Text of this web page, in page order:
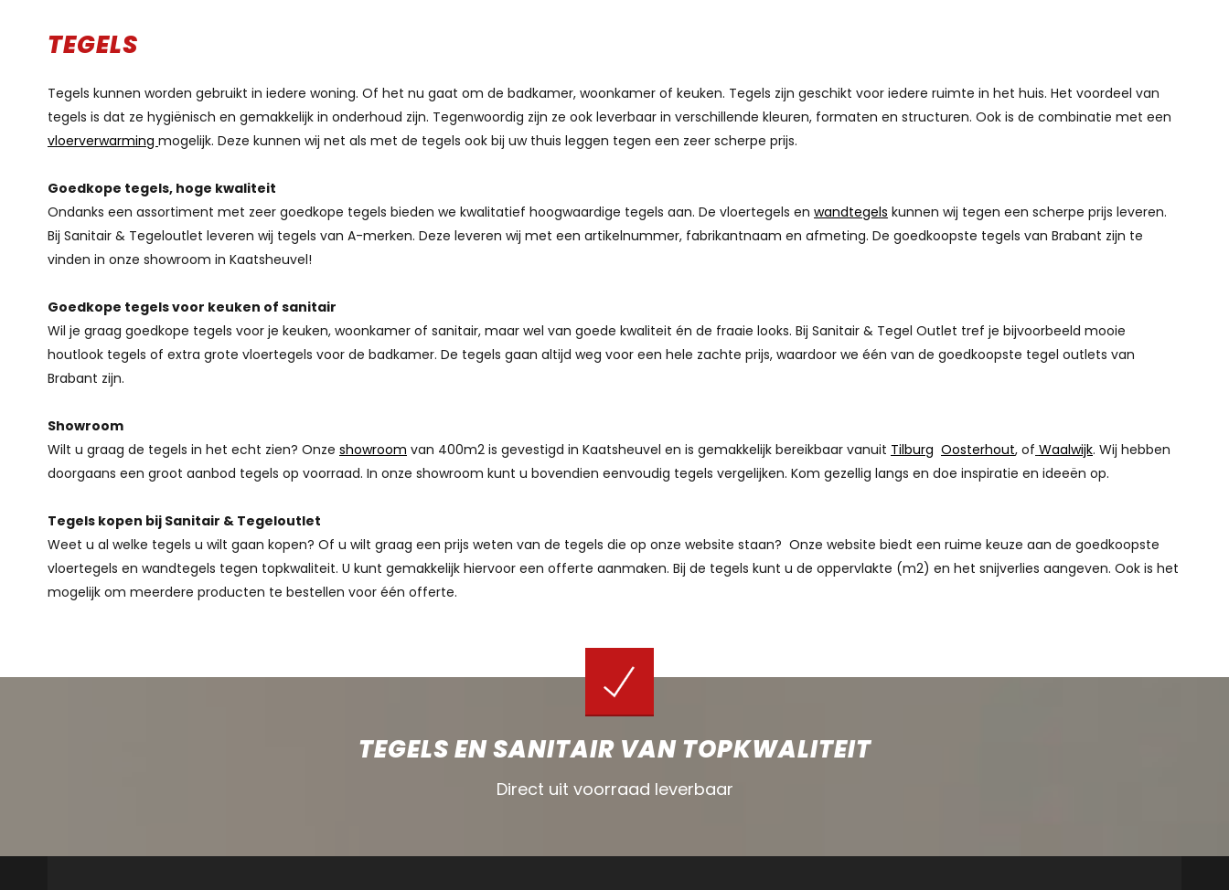
TEGELS
Tegels kunnen worden gebruikt in iedere woning. Of het nu gaat om de badkamer, woonkamer of keuken. Tegels zijn geschikt voor iedere ruimte in het huis. Het voordeel van
tegels is dat ze hygiënisch en gemakkelijk in onderhoud zijn. Tegenwoordig zijn ze ook leverbaar in verschillende kleuren, formaten en structuren. Ook is de combinatie met een
vloerverwarming mogelijk. Deze kunnen wij net als met de tegels ook bij uw thuis leggen tegen een zeer scherpe prijs.
Goedkope tegels, hoge kwaliteit
Ondanks een assortiment met zeer goedkope tegels bieden we kwalitatief hoogwaardige tegels aan. De vloertegels en wandtegels kunnen wij tegen een scherpe prijs leveren.
Bij Sanitair & Tegeloutlet leveren wij tegels van A-merken. Deze leveren wij met een artikelnummer, fabrikantnaam en afmeting. De goedkoopste tegels van Brabant zijn te
vinden in onze showroom in Kaatsheuvel!
Goedkope tegels voor keuken of sanitair
Wil je graag goedkope tegels voor je keuken, woonkamer of sanitair, maar wel van goede kwaliteit én de fraaie looks. Bij Sanitair & Tegel Outlet tref je bijvoorbeeld mooie
houtlook tegels of extra grote vloertegels voor de badkamer. De tegels gaan altijd weg voor een hele zachte prijs, waardoor we één van de goedkoopste tegel outlets van
Brabant zijn.
Showroom
Wilt u graag de tegels in het echt zien? Onze showroom van 400m2 is gevestigd in Kaatsheuvel en is gemakkelijk bereikbaar vanuit Tilburg Oosterhout, of Waalwijk. Wij hebben
doorgaans een groot aanbod tegels op voorraad. In onze showroom kunt u bovendien eenvoudig tegels vergelijken. Kom gezellig langs en doe inspiratie en ideeën op.
Tegels kopen bij Sanitair & Tegeloutlet
Weet u al welke tegels u wilt gaan kopen? Of u wilt graag een prijs weten van de tegels die op onze website staan? Onze website biedt een ruime keuze aan de goedkoopste
vloertegels en wandtegels tegen topkwaliteit. U kunt gemakkelijk hiervoor een offerte aanmaken. Bij de tegels kunt u de oppervlakte (m2) en het snijverlies aangeven. Ook is het
mogelijk om meerdere producten te bestellen voor één offerte.
TEGELS EN SANITAIR VAN TOPKWALITEIT
Direct uit voorraad leverbaar